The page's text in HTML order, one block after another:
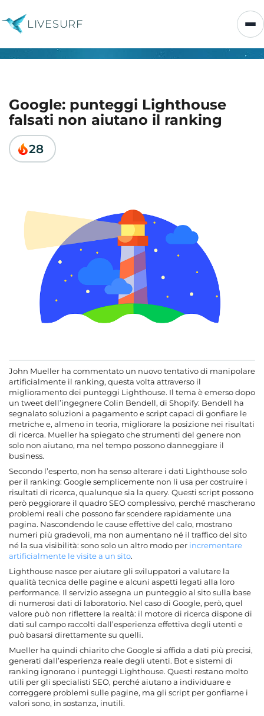
LIVESURF
Google: punteggi Lighthouse
falsati non aiutano il ranking
28
John Mueller ha commentato un nuovo tentativo di manipolare
artificialmente il ranking, questa volta attraverso il
miglioramento dei punteggi Lighthouse. Il tema è emerso dopo
un tweet dell’ingegnere Colin Bendell, di Shopify: Bendell ha
segnalato soluzioni a pagamento e script capaci di gonfiare le
metriche e, almeno in teoria, migliorare la posizione nei risultati
di ricerca. Mueller ha spiegato che strumenti del genere non
solo non aiutano, ma nel tempo possono danneggiare il
business.
Secondo l’esperto, non ha senso alterare i dati Lighthouse solo
per il ranking: Google semplicemente non li usa per costruire i
risultati di ricerca, qualunque sia la query. Questi script possono
però peggiorare il quadro SEO complessivo, perché mascherano
problemi reali che possono far scendere rapidamente una
pagina. Nascondendo le cause effettive del calo, mostrano
numeri più gradevoli, ma non aumentano né il traffico del sito
né la sua visibilità: sono solo un altro modo per incrementare
artificialmente le visite a un sito.
Lighthouse nasce per aiutare gli sviluppatori a valutare la
qualità tecnica delle pagine e alcuni aspetti legati alla loro
performance. Il servizio assegna un punteggio al sito sulla base
di numerosi dati di laboratorio. Nel caso di Google, però, quel
valore può non riflettere la realtà: il motore di ricerca dispone di
dati sul campo raccolti dall’esperienza effettiva degli utenti e
può basarsi direttamente su quelli.
Mueller ha quindi chiarito che Google si affida a dati più precisi,
generati dall’esperienza reale degli utenti. Bot e sistemi di
ranking ignorano i punteggi Lighthouse. Questi restano molto
utili per gli specialisti SEO, perché aiutano a individuare e
correggere problemi sulle pagine, ma gli script per gonfiarne i
valori sono, in sostanza, inutili.